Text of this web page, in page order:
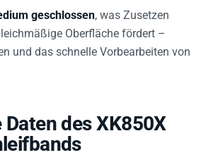
geschlossen, was Zusetzen
Oberfläche fördert –
und das schnelle Vorbearbeiten von
des XK850X